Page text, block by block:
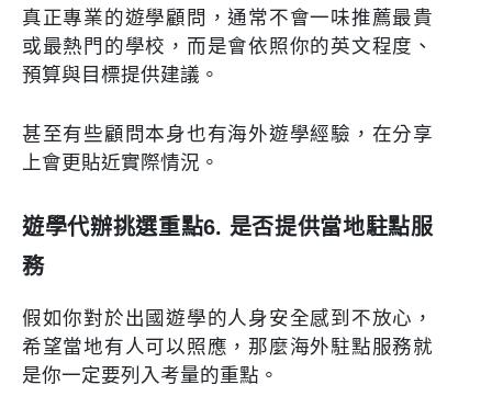
真正專業的遊學顧問，通常不會一味推薦最貴
或最熱門的學校，而是會依照你的英文程度、
預算與目標提供建議。
甚至有些顧問本身也有海外遊學經驗，在分享
上會更貼近實際情況。
遊學代辦挑選重點6. 是否提供當地駐點服
務
假如你對於出國遊學的人身安全感到不放心，
希望當地有人可以照應，那麼海外駐點服務就
是你一定要列入考量的重點。